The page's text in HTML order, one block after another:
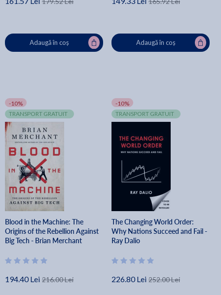
Adaugă în coș Adaugă în coș
-10%
TRANSPORT GRATUIT
Blood in the Machine: The
Origins of the Rebellion Against
Big Tech - Brian Merchant
194.40 Lei 216.00 Lei
-10%
TRANSPORT GRATUIT
The Changing World Order:
Why Nations Succeed and Fail -
Ray Dalio
226.80 Lei 252.00 Lei